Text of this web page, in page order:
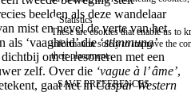
beelden als deze wandelaar
mist en nevel de verte van het
‘vaagheid’ die ‘stimmung’
om te resoneren met een
zelf. Over die ‘vague à l’ âme’,
gaat het inCaspar Western
Statistics
These are cookies that enable us to
information solely to improve the
their placement.
SAVE PREFERENCES